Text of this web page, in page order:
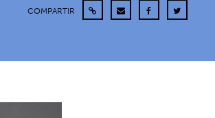
COMPARTIR